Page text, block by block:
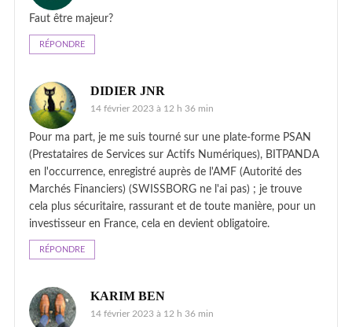
Faut être majeur?
RÉPONDRE
DIDIER JNR
14 février 2023 à 12 h 36 min
Pour ma part, je me suis tourné sur une plate-forme PSAN
(Prestataires de Services sur Actifs Numériques), BITPANDA
en l'occurrence, enregistré auprès de l'AMF (Autorité des
Marchés Financiers) (SWISSBORG ne l'ai pas) ; je trouve
cela plus sécuritaire, rassurant et de toute manière, pour un
investisseur en France, cela en devient obligatoire.
RÉPONDRE
KARIM BEN
14 février 2023 à 12 h 36 min